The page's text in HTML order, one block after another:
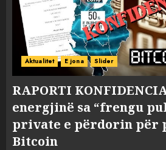
Aktualitet E jona Slider
RAPORTI
energjinë sa “frengu
private e përdorin për
Bitcoin